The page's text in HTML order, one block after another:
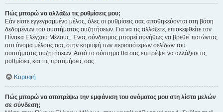
Πώς μπορώ να αλλάξω τις ρυθμίσεις μου;
Εάν είστε εγγεγραμμένο μέλος, όλες οι ρυθμίσεις σας αποθηκεύονται στη βάση
δεδομένων του συστήματος συζητήσεων. Για να τις αλλάξετε, επισκεφθείτε τον
Πίνακα Ελέγχου Μέλους. Ένας σύνδεσμος μπορεί συνήθως να βρεθεί πατώντας
στο όνομα μέλους σας στην κορυφή των περισσότερων σελίδων του
συστήματος συζητήσεων. Αυτό το σύστημα θα σας επιτρέψει να αλλάξετε τις
ρυθμίσεις και τις προτιμήσεις σας.
Κορυφή
Πώς μπορώ να αποτρέψω την εμφάνιση του ονόματος μου στη λίστα μελών
σε σύνδεση;